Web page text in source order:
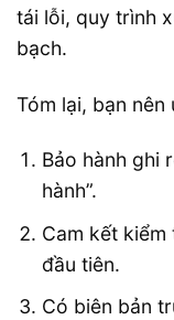
tái lỗi, quy trình
bạch.
Tóm lại, bạn nên
Bảo hành ghi
hành”.
Cam kết kiểm
đầu tiên.
Có biên bản